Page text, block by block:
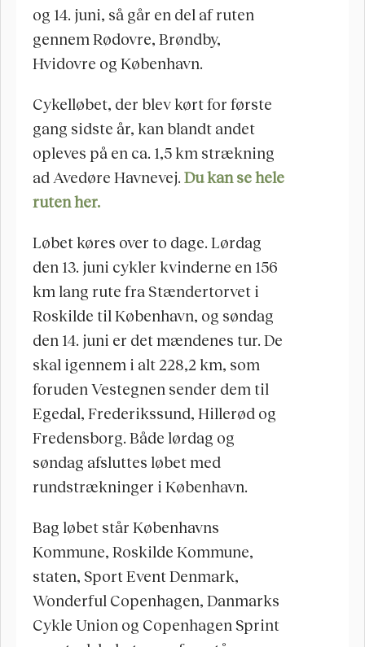
og 14. juni, så går en del af ruten
gennem Rødovre, Brøndby,
Hvidovre og København.
Cykelløbet, der blev kørt for første
gang sidste år, kan blandt andet
opleves på en ca. 1,5 km strækning
ad Avedøre Havnevej. Du kan se hele
ruten her.
Løbet køres over to dage. Lørdag
den 13. juni cykler kvinderne en 156
km lang rute fra Stændertorvet i
Roskilde til København, og søndag
den 14. juni er det mændenes tur. De
skal igennem i alt 228,2 km, som
foruden Vestegnen sender dem til
Egedal, Frederikssund, Hillerød og
Fredensborg. Både lørdag og
søndag afsluttes løbet med
rundstrækninger i København.
Bag løbet står Københavns
Kommune, Roskilde Kommune,
staten, Sport Event Denmark,
Wonderful Copenhagen, Danmarks
Cykle Union og Copenhagen Sprint